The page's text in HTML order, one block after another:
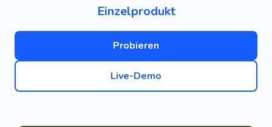
Einzelprodukt
Probieren
Live-Demo